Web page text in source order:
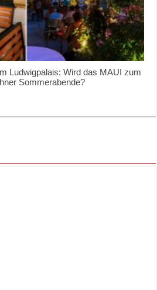
Ludwigpalais: Wird das MAUI zum
Sommerabende?